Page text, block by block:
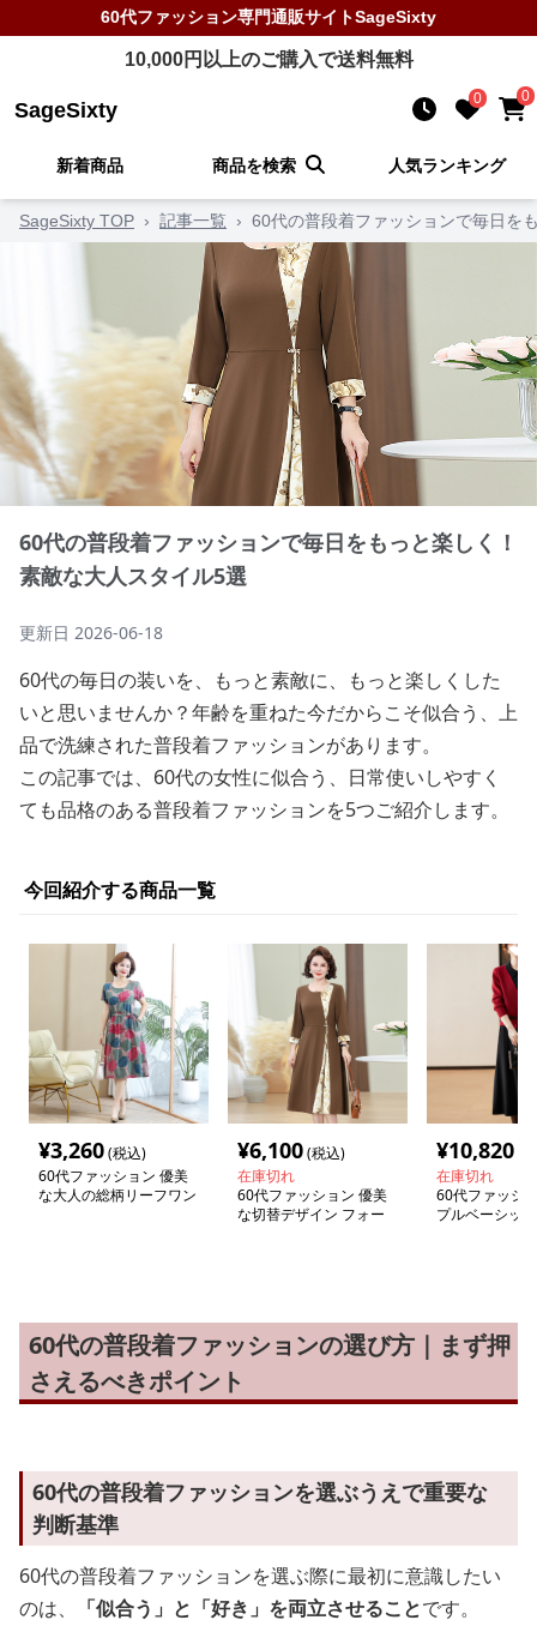
60代ファッション専門通販サイトSageSixty
10,000円以上のご購入で送料無料
SageSixty 0 0
新着商品 商品を検索 人気ランキング
SageSixty TOP › 記事一覧 › 60代の普段着ファッションで毎日を
60代の普段着ファッションで毎日をもっと楽しく！
素敵な大人スタイル5選
更新日 2026-06-18
60代の毎日の装いを、もっと素敵に、もっと楽しくした
いと思いませんか？年齢を重ねた今だからこそ似合う、上
品で洗練された普段着ファッションがあります。
この記事では、60代の女性に似合う、日常使いしやすく
ても品格のある普段着ファッションを5つご紹介します。
今回紹介する商品一覧
¥3,260(税込)
60代ファッション 優美
な大人の総柄リーフワン
¥6,100(税込)
在庫切れ
60代ファッション 優美
な切替デザイン フォー
¥10,820
在庫切れ
60代ファッシ
プルベーシッ
60代の普段着ファッションの選び方｜まず押
さえるべきポイント
60代の普段着ファッションを選ぶうえで重要な
判断基準
60代の普段着ファッションを選ぶ際に最初に意識したい
のは、
「似合う」と「好き」を両立させることです。